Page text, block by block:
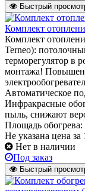
Быстрый
Комплект
Комплект
Terneo):
терморегулятор в
монтажа!
Автоматическое
Инфракрасные
пыль, снижают
Площадь
Не указана цена за
Нет в наличии
Под заказ
Быстрый